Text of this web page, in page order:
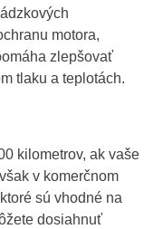
motora,
zlepšovať
tlaku a teplotách.
kilometrov, ak vaše
v komerčnom
sú vhodné na
dosiahnuť